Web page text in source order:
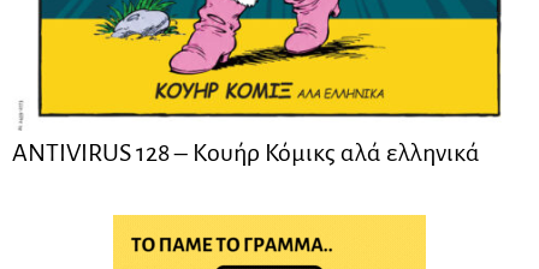
ANTIVIRUS 128 – Kουήρ Κόμικς αλά ελληνικά